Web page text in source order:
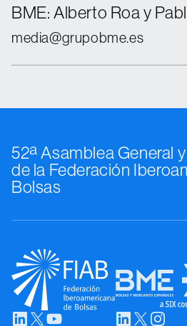
BME: Alberto Roa y
media@grupobme.es
52ª Asamblea General
de la Federación
Bolsas